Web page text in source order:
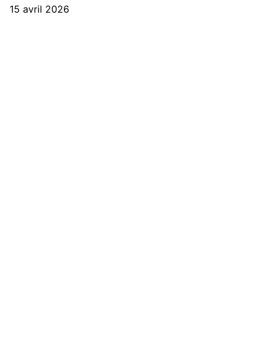
15 avril 2026